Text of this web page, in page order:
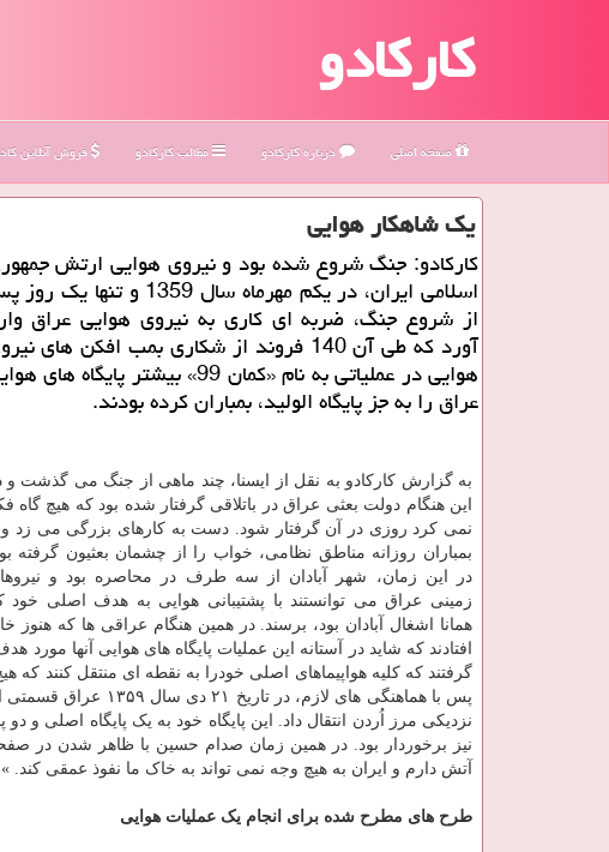
کارکادو
صفحه اصلی درباره كاركادو مطالب كاركادو فروش آنلاین
یك شاهكار هوایی
کارکادو: جنگ شروع شده بود و نیروی هوایی ارتش
اسلامی ایران، در یکم مهرماه سال 1359 و تنها
از شروع جنگ، ضربه ای کاری به نیروی هوایی عراق
آورد که طی آن 140 فروند از شکاری بمب افکن های
هوایی در عملیاتی به نام «کمان 99» بیشتر پایگاه های
عراق را به جز پایگاه الولید، بمباران کرده بودند.
به گزارش کارکادو به نقل از ایسنا، چند ماهی از جنگ می گذشت و
این هنگام دولت بعثی عراق در باتلاقی گرفتار شده بود که هیچ گاه
نمی کرد روزی در آن گرفتار شود. دست به کارهای بزرگی می زد و
بمباران روزانه مناطق نظامی، خواب را از چشمان بعثیون گرفته
در این زمان، شهر آبادان از سه طرف در محاصره بود و
زمینی عراق می توانستند با پشتیبانی هوایی به هدف اصلی خود
افتادند که شاید در آستانه این عملیات پایگاه های هوایی آنها
گرفتند که کلیه هواپیماهای اصلی خودرا به نقطه ای منتقل کنند که
پس با هماهنگی های
نیز برخوردار بود. در همین زمان صدام حسین با ظاهر شدن در
آتش دارم و ایران به هیچ وجه نمی تواند به خاک ما نفوذ عمقی کند. »
طرح های مطرح شده برای انجام یک عملیات هوایی